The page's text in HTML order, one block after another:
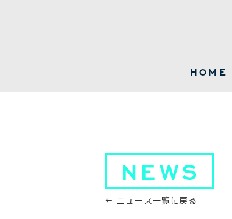
HOME
NEWS
← ニュース一覧に戻る